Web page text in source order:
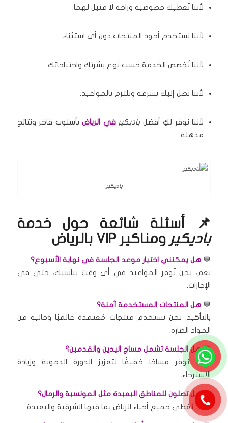
لأننا نُعطيك خصوصية وراحة لا مثيل لهما.
لأننا نستخدم أجود المنتجات دون أي استثناء.
لأننا نُخصص الخدمة حسب نوع بشرتك واحتياجاتك.
لأننا نصل إليك بسرعة ونلتزم بالمواعيد.
لأننا نوفر لكِ أفضلباديكيرفي الرياضبأسلوب فاخر ونتائج
مذهلة.
باديكير
📌 أسئلة شائعة حول خدمة
باديكير ومناكير VIP بالرياض
💬 هل يمكنني اختيار موعد الجلسة في نهاية الأسبوع؟
نعم، نحن نُوفر المواعيد في أي وقت يناسبك، حتى في
الإجازات.
💬 هل المنتجات المستخدمة آمنة؟
بالتأكيد. نحن نستخدم منتجات مُعتمدة عالميًا وخالية من
المواد الضارة.
💬هل الجلسة تشمل مساج اليدين والقدمين؟
نعم، نوفر مساجًا خفيفًا لتعزيز الدورة الدموية وزيادة
الاسترخاء.
💬هل تصلون للمناطق البعيدة مثل المونسية والرمال؟
نعم، نغطي جميع أحياء الرياض بما فيها الشرقية والبعيدة.